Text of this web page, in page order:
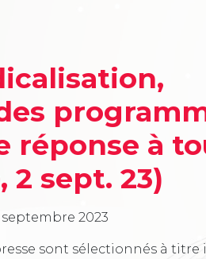
réponse à
, 2 sept. 23)
septembre 2023
sont sélectionnés à